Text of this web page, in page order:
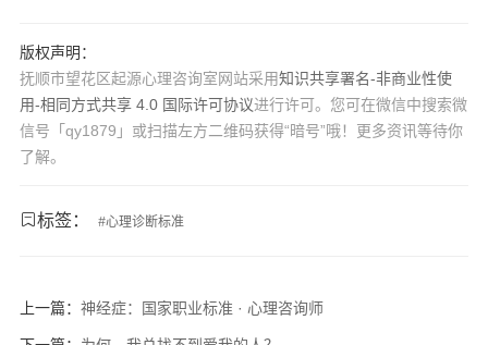
版权声明：
抚顺市望花区起源心理咨询室网站采用知识共享署名-非商业性使
用-相同方式共享 4.0 国际许可协议进行许可。您可在微信中搜索微
信号「qy1879」或扫描左方二维码获得“暗号”哦！更多资讯等待你
了解。
标签： #心理诊断标准
上一篇： 神经症：国家职业标准 · 心理咨询师